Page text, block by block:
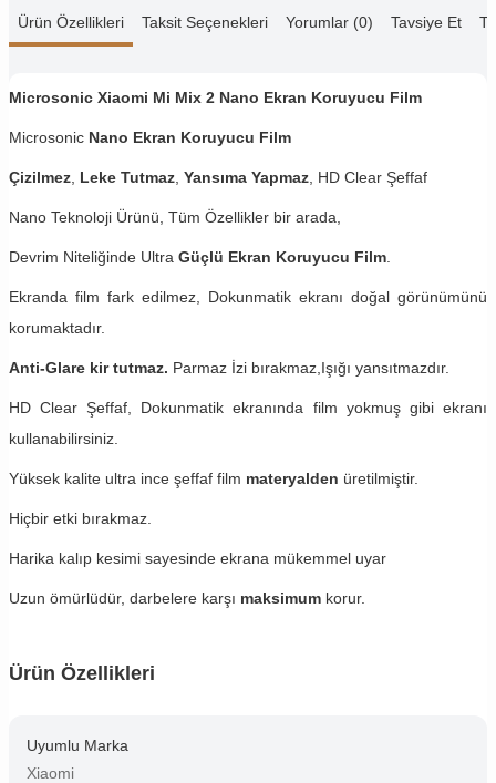
Ürün Özellikleri Taksit Seçenekleri Yorumlar (0) Tavsiye Et
Microsonic Xiaomi Mi Mix 2 Nano Ekran Koruyucu Film
Microsonic Nano Ekran Koruyucu Film
Çizilmez Leke Tutmaz Yansıma Yapmaz , HD Clear Şeffaf
Nano Teknoloji Ürünü, Tüm Özellikler bir arada,
Devrim Niteliğinde Ultra Güçlü Ekran Koruyucu Film
Ekranda film fark edilmez, Dokunmatik ekranı doğal görünümünü
korumaktadır.
Anti-Glare kir tutmaz. Parmaz İzi bırakmaz,Işığı yansıtmazdır.
HD Clear Şeffaf, Dokunmatik ekranında film yokmuş gibi ekranı
kullanabilirsiniz.
Yüksek kalite ultra ince şeffaf film materyalden üretilmiştir.
Hiçbir etki bırakmaz.
Harika kalıp kesimi sayesinde ekrana mükemmel uyar
Uzun ömürlüdür, darbelere karşı maksimum korur.
Ürün Özellikleri
Uyumlu Marka
Xiaomi